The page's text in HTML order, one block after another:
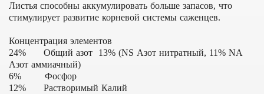
Листья способны аккумулировать больше запасов, что
стимулирует развитие корневой системы саженцев.
Концентрация элементов
24% Общий азот 13% (NS Азот нитратный, 11% NА
Азот аммиачный)
6% Фосфор
12% Растворимый Калий